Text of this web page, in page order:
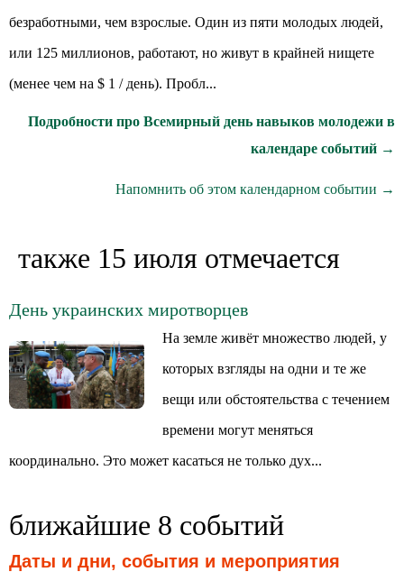
безработными, чем взрослые. Один из пяти молодых людей,
или 125 миллионов, работают, но живут в крайней нищете
(менее чем на $ 1 / день). Пробл...
Подробности про Всемирный день навыков молодежи в
календаре событий →
Напомнить об этом календарном событии →
также 15 июля отмечается
День украинских миротворцев
На земле живёт множество людей, у
которых взгляды на одни и те же
вещи или обстоятельства с течением
времени могут меняться
координально. Это может касаться не только дух...
ближайшие 8 событий
Даты и дни, события и мероприятия